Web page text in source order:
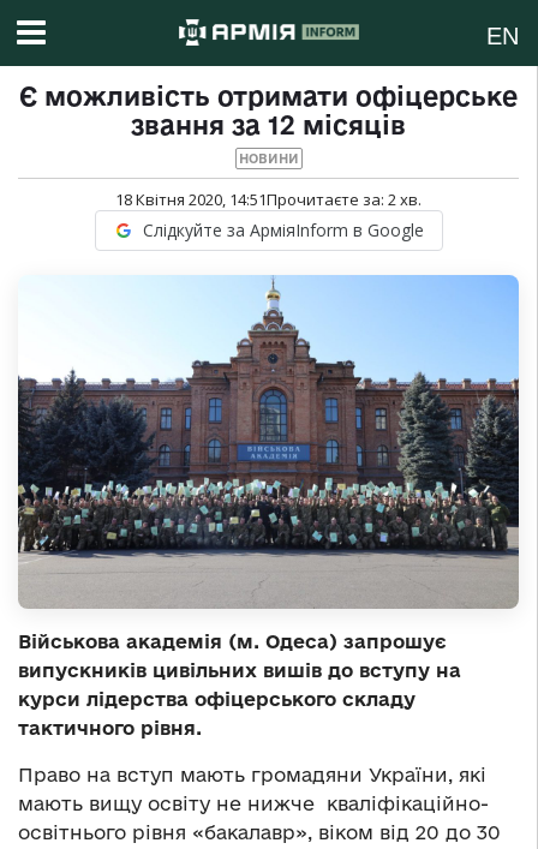
EN
Є можливість отримати офіцерське
звання за 12 місяців
НОВИНИ
18 Квітня 2020, 14:51Прочитаєте за: 2хв.
Слідкуйте за АрміяInform в Google
Військова академія (м. Одеса) запрошує
випускників цивільних вишів до вступу на
курси лідерства офіцерського складу
тактичного рівня.
Право на вступ мають громадяни України, які
мають вищу освіту не нижче кваліфікаційно-
освітнього рівня «бакалавр», віком від 20 до 30